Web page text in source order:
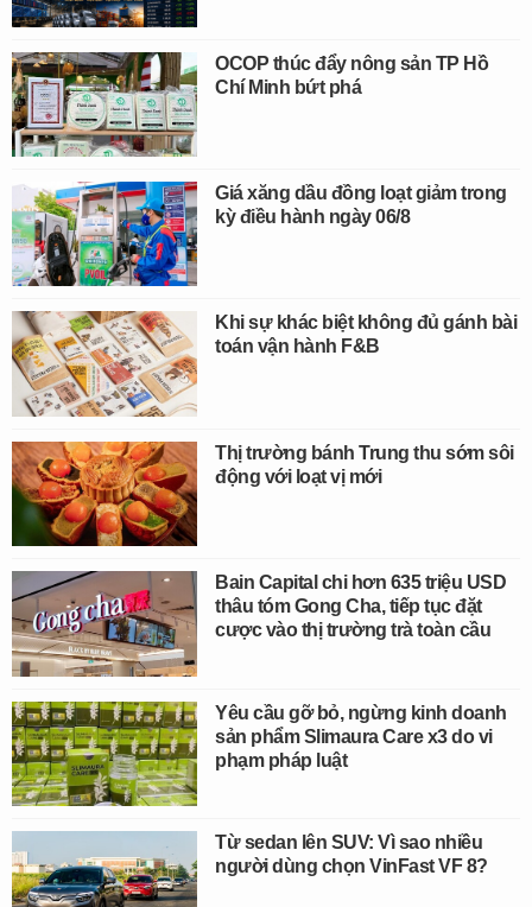
OCOP thúc đẩy nông sản TP Hồ
Chí Minh bứt phá
Giá xăng dầu đồng loạt giảm trong
kỳ điều hành ngày 06/8
Khi sự khác biệt không đủ gánh bài
toán vận hành F&B
Thị trường bánh Trung thu sớm sôi
động với loạt vị mới
Bain Capital chi hơn 635 triệu USD
thâu tóm Gong Cha, tiếp tục đặt
cược vào thị trường trà toàn cầu
Yêu cầu gỡ bỏ, ngừng kinh doanh
sản phẩm Slimaura Care x3 do vi
phạm pháp luật
Từ sedan lên SUV: Vì sao nhiều
người dùng chọn VinFast VF 8?